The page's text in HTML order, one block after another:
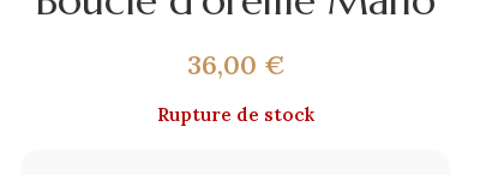
36,00 €
Rupture de stock